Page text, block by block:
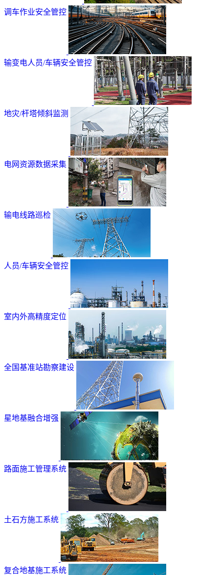
调车作业安全管控
输变电人员/车辆安全管控
地灾/杆塔倾斜监测
电网资源数据采集
输电线路巡检
人员/车辆安全管控
室内外高精度定位
全国基准站勘察建设
星地基融合增强
路面施工管理系统
土石方施工系统
复合地基施工系统